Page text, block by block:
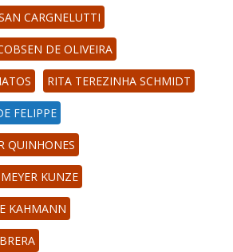
CARGNELUTTI
DE OLIVEIRA
RITA TEREZINHA SCHMIDT
FELIPPE
QUINHONES
KUNZE
KAHMANN